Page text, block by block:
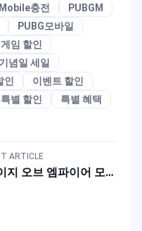
충전
PUBGM
PUBG모바일
게임 할인
기념일 세일
인
이벤트 할인
특별 할인
특별 혜택
ARTICLE
에이지 오브 엠파이어 모바일 충전 할인 이벤트: 2026년 8월 즉시 할인